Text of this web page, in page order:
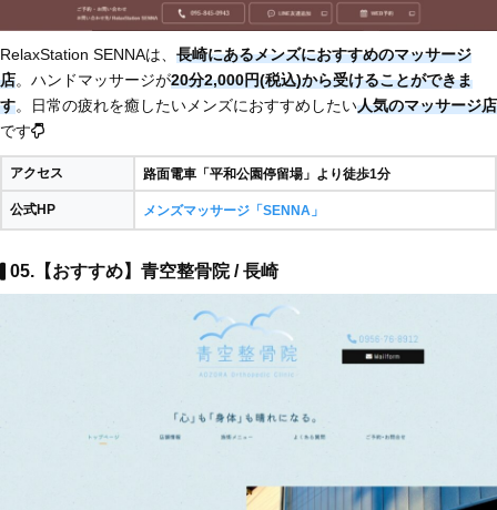
RelaxStation SENNAは、 長崎にあるメンズにおすすめのマッサージ
店。ハンドマッサージが20分2,000円(税込)から受けることができま
す。日常の疲れを癒したいメンズにおすすめしたい人気のマッサージ店
です
アクセス 路面電車「平和公園停留場」より徒歩1分
公式HP メンズマッサージ「SENNA」
05.【おすすめ】青空整骨院 / 長崎